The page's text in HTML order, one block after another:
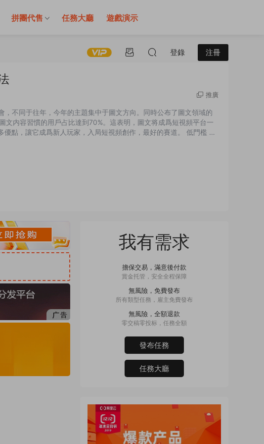
拼團代售 任務大廳 遊戲演示
登錄 注冊
推廣
不同于往年，今年的主題集中于圖文方向。同時公布了圖文領域的
文内容習慣的用戶占比達到70%。這表明，圖文将成爲短視頻平台一
點，讓它成爲新人玩家，入局短視頻創作，最好的賽道。 低門檻 在
我有需求
擔保交易，滿意後付款
賞金托管，安全全程保障
無風險，免費發布
所有類型任務，雇主免費發布
無風險，全額退款
零交稿零投标，任務全額
發布任務
任務大廳